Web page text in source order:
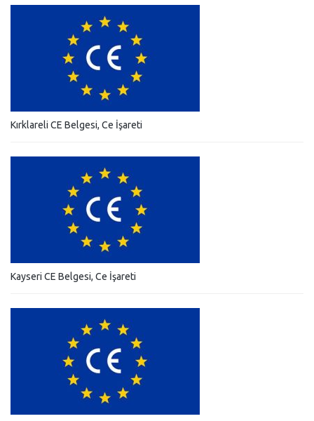
Kırklareli CE Belgesi, Ce İşareti
Kayseri CE Belgesi, Ce İşareti